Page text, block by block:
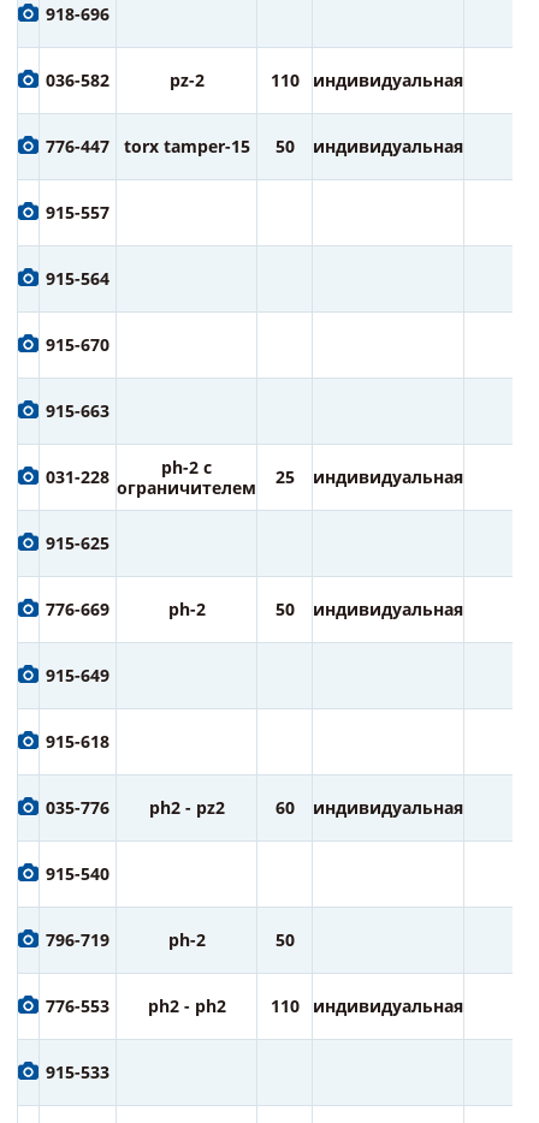
918-696
036-582 pz-2 110 индивидуальная
776-447 torx tamper-15 50 индивидуальная
915-557
915-564
915-670
915-663
031-228
ph-2 с
ограничителем
25 индивидуальная
915-625
776-669 ph-2 50 индивидуальная
915-649
915-618
035-776 ph2 - pz2 60 индивидуальная
915-540
796-719 ph-2 50
776-553 ph2 - ph2 110 индивидуальная
915-533